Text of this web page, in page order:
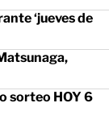
‘jueves de
sorteo HOY 6